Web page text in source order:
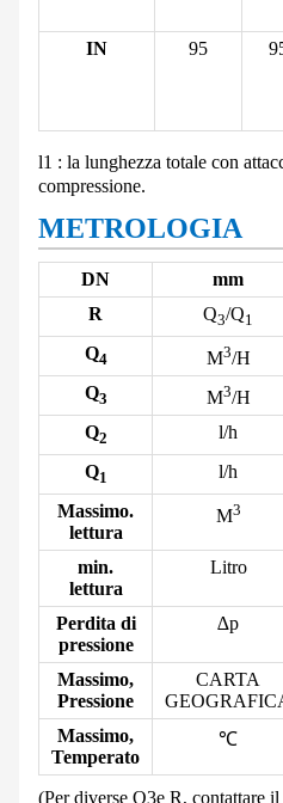
IN 95
l1 : la lunghezza totale con
compressione.
METROLOGIA
DN mm
R
Q3/Q1
Q4 M3/H
Q3 M3/H
Q2 l/h
Q1 l/h
Massimo.
lettura
M3
min.
lettura
Litro
Perdita di
pressione
∆p
Massimo,
Pressione
CARTA
Massimo,
Temperato
℃
(Per diverse Q3e R, contattare